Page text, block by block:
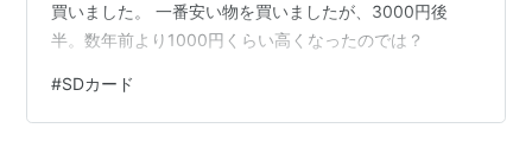
買いました。 一番安い物を買いましたが、3000円後
半。数年前より1000円くらい高くなったのでは？
#SDカード